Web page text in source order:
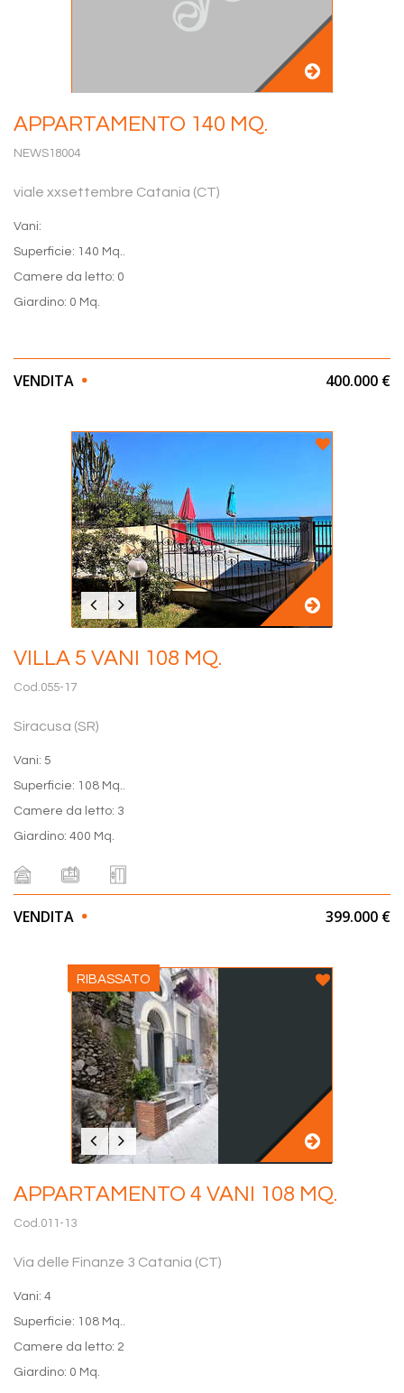
APPARTAMENTO 140 MQ.
NEWS18004
viale xxsettembre Catania (CT)
Vani:
Superficie: 140 Mq..
Camere da letto: 0
Giardino: 0 Mq.
VENDITA 400.000 €
VILLA 5 VANI 108 MQ.
Cod.055-17
Siracusa (SR)
Vani: 5
Superficie: 108 Mq..
Camere da letto: 3
Giardino: 400 Mq.
VENDITA 399.000 €
RIBASSATO
APPARTAMENTO 4 VANI 108 MQ.
Cod.011-13
Via delle Finanze 3 Catania (CT)
Vani: 4
Superficie: 108 Mq..
Camere da letto: 2
Giardino: 0 Mq.